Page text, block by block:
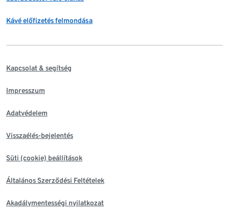
Kávé előfizetés felmondása
Kapcsolat & segítség
Impresszum
Adatvédelem
Visszaélés-bejelentés
Süti (cookie) beállítások
Általános Szerződési Feltételek
Akadálymentességi nyilatkozat